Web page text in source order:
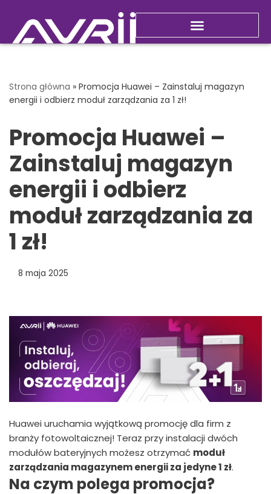
Przejdź
do
Strona główna » Promocja Huawei – Zainstaluj magazyn
energii i odbierz moduł zarządzania za 1 zł!
Promocja Huawei –
Zainstaluj magazyn
energii i odbierz
moduł zarządzania za
1 zł!
8 maja 2025
Huawei uruchamia wyjątkową promocję dla firm z
branży fotowoltaicznej! Teraz przy instalacji dwóch
modułów bateryjnych możesz otrzymać moduł
zarządzania magazynem energii za jedyne 1 zł.
Na czym polega promocja?